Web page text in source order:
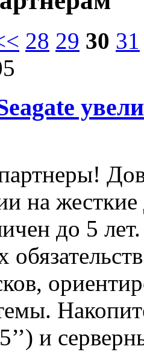
28 29 30 31
на
до 5
и